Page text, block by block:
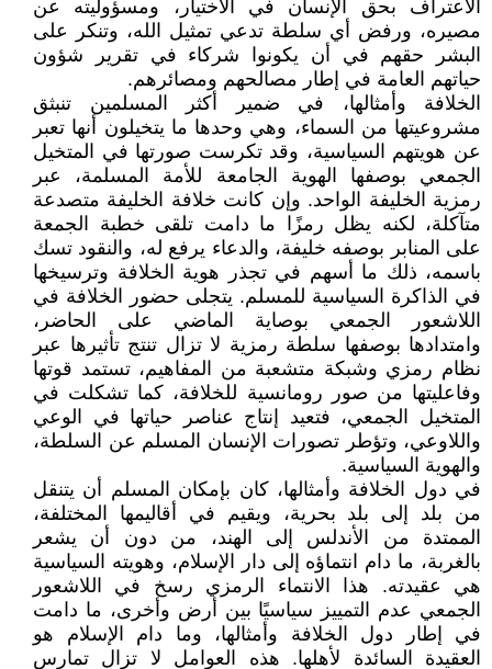
الاعتراف بحق الإنسان في الاختيار، ومسؤوليته عن
مصيره، ورفض أي سلطة تدعي تمثيل الله، وتنكر على
البشر حقهم في أن يكونوا شركاء في تقرير شؤون
حياتهم العامة في إطار مصالحهم ومصائرهم.
الخلافة وأمثالها، في ضمير أكثر المسلمين تنبثق
مشروعيتها من السماء، وهي وحدها ما يتخيلون أنها تعبر
عن هويتهم السياسية، وقد تكرست صورتها في المتخيل
الجمعي بوصفها الهوية الجامعة للأمة المسلمة، عبر
رمزية الخليفة الواحد. وإن كانت خلافة الخليفة متصدعة
متآكلة، لكنه يظل رمزًا ما دامت تلقى خطبة الجمعة
على المنابر بوصفه خليفة، والدعاء يرفع له، والنقود تسك
باسمه، ذلك ما أسهم في تجذر هوية الخلافة وترسيخها
في الذاكرة السياسية للمسلم. يتجلى حضور الخلافة في
اللاشعور الجمعي بوصاية الماضي على الحاضر،
وامتدادها بوصفها سلطة رمزية لا تزال تنتج تأثيرها عبر
نظام رمزي وشبكة متشعبة من المفاهيم، تستمد قوتها
وفاعليتها من صور رومانسية للخلافة، كما تشكلت في
المتخيل الجمعي، فتعيد إنتاج عناصر حياتها في الوعي
واللاوعي، وتؤطر تصورات الإنسان المسلم عن السلطة،
والهوية السياسية.
في دول الخلافة وأمثالها، كان بإمكان المسلم أن يتنقل
من بلد إلى بلد بحرية، ويقيم في أقاليمها المختلفة،
الممتدة من الأندلس إلى الهند، من دون أن يشعر
بالغربة، ما دام انتماؤه إلى دار الإسلام، وهويته السياسية
هي عقيدته. هذا الانتماء الرمزي رسخ في اللاشعور
الجمعي عدم التمييز سياسيًا بين أرض وأخرى، ما دامت
في إطار دول الخلافة وأمثالها، وما دام الإسلام هو
العقيدة السائدة لأهلها. هذه العوامل لا تزال تمارس